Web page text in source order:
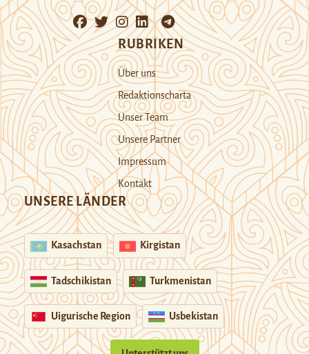
RUBRIKEN
Über uns
Redaktionscharta
Unser Team
Unsere Partner
Impressum
Kontakt
UNSERE LÄNDER
Kasachstan Kirgistan
Tadschikistan Turkmenistan
Uigurische Region Usbekistan